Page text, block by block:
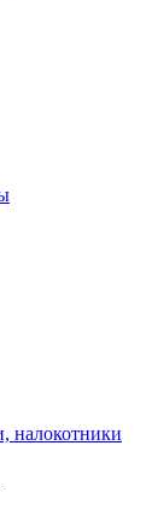
налокотники